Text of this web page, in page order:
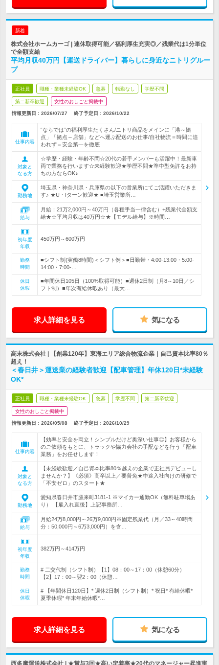
新着
株式会社ホームカーゴ | 連休取得可能／福利厚生充実◎／残業代は1分単位
で全額支給
平均月収40万円【運送ドライバー】暮らしに身近なニトリグルー
プ
正社員 職種・業種未経験OK 急募 転勤なし 学歴不問
第二新卒歓迎 女性のおしごと掲載中
情報更新日：2026/07/27 終了予定日： 2026/10/22
仕事内容
“ならでは”の福利厚生たくさん/ニトリ商品をメインに「港～拠
点」「拠点～店舗」などへ運ぶ配送のお仕事/自社物流＝時間に追
われず＝安全第一を徹底
対象と
なる方
☆学歴・経験・年齢不問☆20代の若手メンバーも活躍中！最新車
両で業務を行います☆未経験歓迎★学歴不問★準中型免許をお持
ちの方ならOK♪
勤務地
埼玉県・神奈川県・兵庫県の以下の営業所にてご活躍いただきま
す♪ ★U・Iターン歓迎★ ■埼玉営業所…
給与
月給：21万2,000円～40万円（各種手当一律含む）+残業代全額支
給★☆平均月収は40万円☆★【モデル給与】※時間…
初年度
年収
450万円～600万円
勤務
時間
■シフト制(実働8時間)＜シフト例＞■日勤帯・4:00-13:00・5:00-
14:00・7:00-…
休日
休暇
■年間休日105日（100%取得可能）■週休2日制（月8～10日／シ
フト制）■年次有給休暇あり（最大…
求人詳細を見る 気になる
高末株式会社 | 【創業120年】東海エリア総合物流企業｜自己資本比率80％
超え！
＜春日井＞運送業の経験者歓迎【配車管理】年休120日*未経験
OK*
正社員 職種・業種未経験OK 急募 学歴不問 第二新卒歓迎
女性のおしごと掲載中
情報更新日：2026/05/08 終了予定日： 2026/10/29
仕事内容
【効率と安全を両立！シンプルだけど奥深い仕事◎】お客様から
のご依頼をもとに、トラックや協力会社の手配などを行う「配車
業務」をお任せします！
対象と
なる方
【未経験歓迎／自己資本比率80％越えの企業で正社員デビューし
ませんか？】《必須》高卒以上／要普免★中途入社向けの研修で
「不安ゼロ」のスタート★
勤務地
愛知県春日井市鷹来町3181-1 ※マイカー通勤OK（無料駐車場あ
り） 【雇入れ直後】上記事務所…
給与
月給24万8,000円～26万9,000円※固定残業代（月／33～40時間
分：50,000円～6万3,000円）を含…
初年度
年収
382万円～414万円
勤務
時間
# 二交代制（シフト制）【1】08：00～17：00（休憩60分）
【2】17：00～翌2：00（休憩…
休日
休暇
# 【年間休日120日】* 週休2日制（シフト制）* 祝日* 有給休暇*
夏季休暇* 年末年始休暇*…
求人詳細を見る 気になる
西多摩運送株式会社 | ★賞与3回★高い定着率★20代のマネージャー昇進実